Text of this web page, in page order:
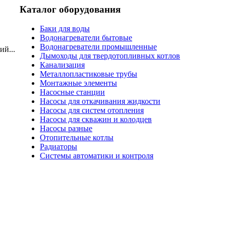
Каталог оборудования
Баки для воды
Водонагреватели бытовые
Водонагреватели промышленные
Дымоходы для твердотопливных котлов
Канализация
Металлопластиковые трубы
Монтажные элементы
Насосные станции
Насосы для откачивания жидкости
Насосы для систем отопления
Насосы для скважин и колодцев
Насосы разные
Отопительные котлы
Радиаторы
Системы автоматики и контроля